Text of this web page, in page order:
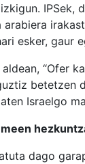
IPSek,
arabiera
esker, gaur
“Ofer
betetzen
Israelgo
dago